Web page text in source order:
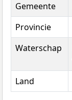
Gemeente
Provincie
Waterschap
Land